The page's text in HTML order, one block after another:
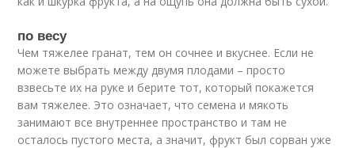
по весу
Чем тяжелее гранат, тем он сочнее и вкуснее. Если не
можете выбрать между двумя плодами – просто
взвесьте их на руке и берите тот, который покажется
вам тяжелее. Это означает, что семена и мякоть
занимают все внутреннее пространство и там не
осталось пустого места, а значит, фрукт был сорван уже